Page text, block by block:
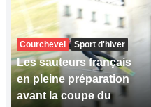
Courchevel Sport d'hiver
Les sauteurs français
en pleine préparation
avant la coupe du